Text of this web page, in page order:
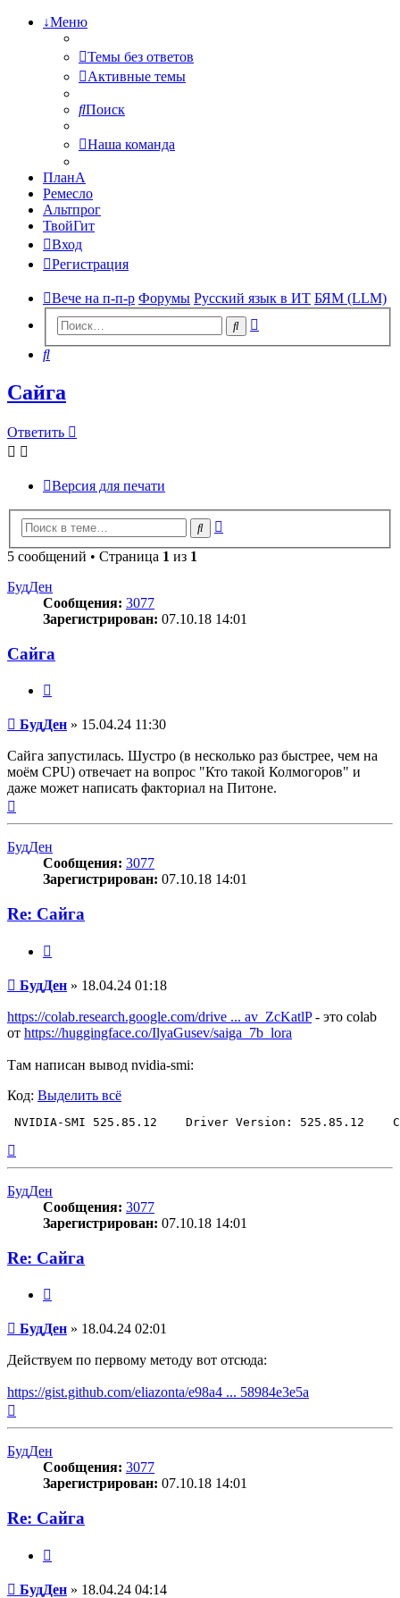
↓Меню
Темы без ответов
Активные темы
Поиск
Наша команда
ПланА
Ремесло
Альтпрог
ТвойГит
Вход
Регистрация
Вече на п-п-р Форумы Русский язык в ИТ БЯМ (LLM)
Поиск
Поиск
Сайга
Ответить
Версия для печати
Поиск
5 сообщений • Страница 1 из 1
БудДен
Сообщения: 3077
Зарегистрирован: 07.10.18 14:01
Сайга
Сообщение
БудДен » 15.04.24 11:30
Сайга запустилась. Шустро (в несколько раз быстрее, чем на
моём CPU) отвечает на вопрос "Кто такой Колмогоров" и
даже может написать факториал на Питоне.
к
БудДен
Сообщения: 3077
Зарегистрирован: 07.10.18 14:01
Re: Сайга
Сообщение
БудДен » 18.04.24 01:18
https://colab.research.google.com/drive ... av_ZcKatlP- это colab
от https://huggingface.co/IlyaGusev/saiga_7b_lora
Там написан вывод nvidia-smi:
Код: Выделить всё
БудДен
Сообщения: 3077
Зарегистрирован: 07.10.18 14:01
Re: Сайга
Сообщение
БудДен » 18.04.24 02:01
Действуем по первому методу вот отсюда:
https://gist.github.com/eliazonta/e98a4 ... 58984e3e5a
БудДен
Сообщения: 3077
Зарегистрирован: 07.10.18 14:01
Re: Сайга
Сообщение
БудДен » 18.04.24 04:14